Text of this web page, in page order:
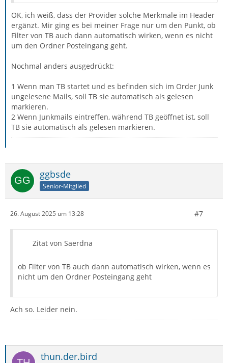
OK, ich weiß, dass der Provider solche Merkmale im Header
ergänzt. Mir ging es bei meiner Frage nur um den Punkt, ob
Filter von TB auch dann automatisch wirken, wenn es nicht
um den Ordner Posteingang geht.
Nochmal anders ausgedrückt:
1 Wenn man TB startet und es befinden sich im Order Junk
ungelesene Mails, soll TB sie automatisch als gelesen
markieren.
2 Wenn Junkmails eintreffen, während TB geöffnet ist, soll
TB sie automatisch als gelesen markieren.
ggbsde
Senior-Mitglied
26. August 2025 um 13:28 #7
Zitat von Saerdna
ob Filter von TB auch dann automatisch wirken, wenn es
nicht um den Ordner Posteingang geht
Ach so. Leider nein.
thun.der.bird